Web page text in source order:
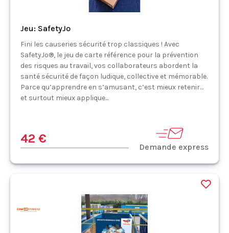
Jeu: SafetyJo
Fini les causeries sécurité trop classiques ! Avec
SafetyJo®, le jeu de carte référence pour la prévention
des risques au travail, vos collaborateurs abordent la
santé sécurité de façon ludique, collective et mémorable.
Parce qu’apprendre en s’amusant, c’est mieux retenir…
et surtout mieux applique...
42 €
Demande express